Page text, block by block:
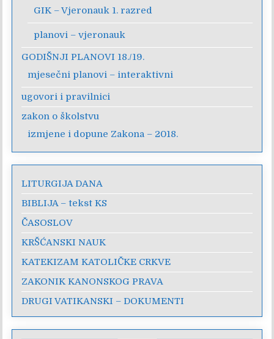
GIK – Vjeronauk 1. razred
planovi – vjeronauk
GODIŠNJI PLANOVI 18./19.
mjesečni planovi – interaktivni
ugovori i pravilnici
zakon o školstvu
izmjene i dopune Zakona – 2018.
LITURGIJA DANA
BIBLIJA – tekst KS
ČASOSLOV
KRŠĆANSKI NAUK
KATEKIZAM KATOLIČKE CRKVE
ZAKONIK KANONSKOG PRAVA
DRUGI VATIKANSKI – DOKUMENTI